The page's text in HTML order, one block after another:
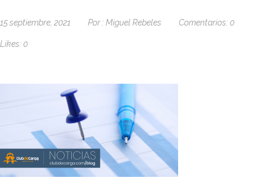
15 septiembre, 2021 Por : Miguel Rebeles Comentarios: 0
Likes: 0